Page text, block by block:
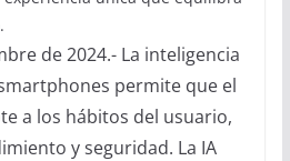
de 2024.- La inteligencia
permite que el
a los hábitos del usuario,
y seguridad. La IA